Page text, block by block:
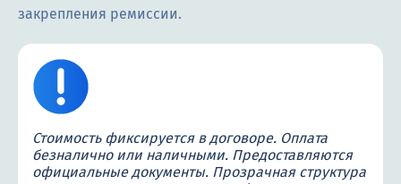
закрепления ремиссии.
Стоимость фиксируется в договоре. Оплата
безналично или наличными. Предоставляются
официальные документы. Прозрачная структура